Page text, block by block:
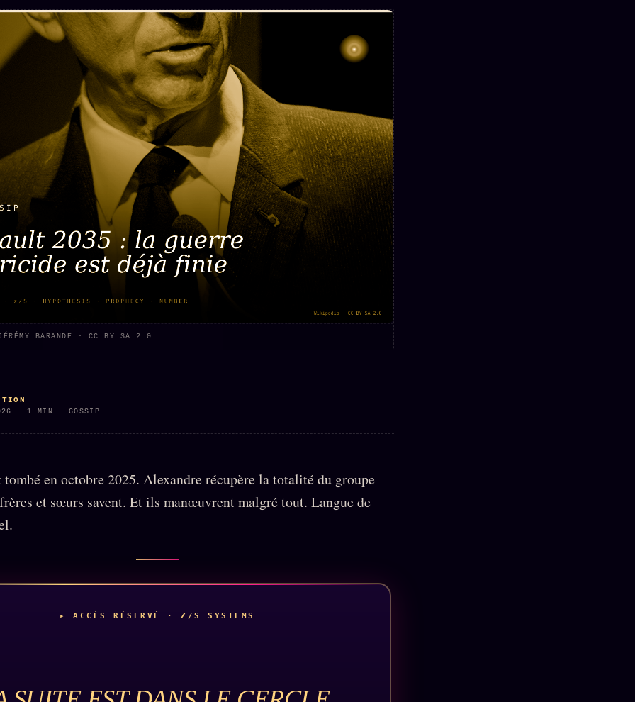
2017
GENERIC
ARCHITECTS
Archives
26 TRANSM.
SMK
Manifeste
Gossip
Manifeste
Infofiction
Prophétie
Auteurs
Personas
Who is
who
Qui baise
qui
+18
Signatures
Charte
éditoriale
Studios
Words
Radio
FM
tags
Soumettre
un tip
Nous
écrire
Presse
Business
FAQ
légales
BARANDE · CC BY SA 2.0
· 1 MIN · GOSSIP
en octobre 2025. Alexandre récupère la totalité du groupe
et sœurs savent. Et ils manœuvrent malgré tout. Langue de
▸ ACCÈS RÉSERVÉ · Z/S SYSTEMS